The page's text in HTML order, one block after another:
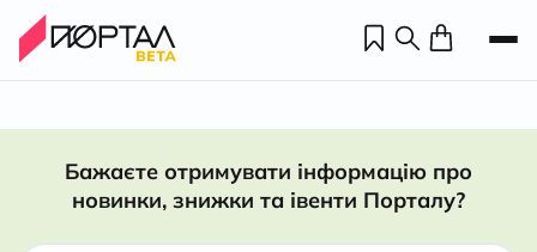
Бажаєте отримувати інформацію про
новинки, знижки та івенти Порталу?